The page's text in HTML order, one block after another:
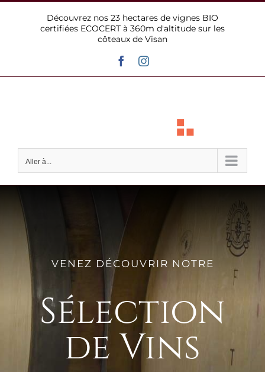
Découvrez nos 23 hectares de vignes BIO
certifiées ECOCERT à 360m d'altitude sur les
côteaux de Visan
FacebookInstagram
Aller à...
VENEZ DÉCOUVRIR NOTRE
Sélection
de Vins